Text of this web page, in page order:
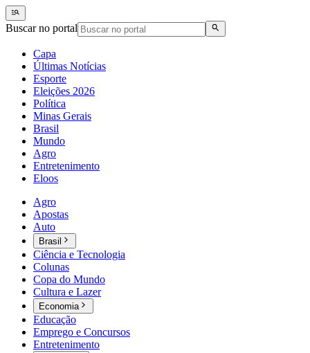
Buscar no portal
Capa
Últimas Notícias
Esporte
Eleições 2026
Política
Minas Gerais
Brasil
Mundo
Agro
Entretenimento
Eloos
Agro
Apostas
Auto
Brasil
Ciência e Tecnologia
Colunas
Copa do Mundo
Cultura e Lazer
Economia
Educação
Emprego e Concursos
Entretenimento